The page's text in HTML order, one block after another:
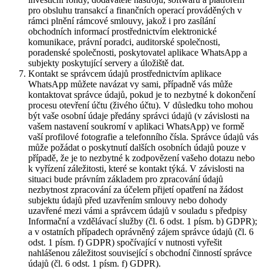
pro obsluhu transakcí a finančních operací prováděných v
rámci plnění rámcové smlouvy, jakož i pro zasílání
obchodních informací prostřednictvím elektronické
komunikace, právní poradci, auditorské společnosti,
poradenské společnosti, poskytovatel aplikace WhatsApp a
subjekty poskytující servery a úložiště dat.
Kontakt se správcem údajů prostřednictvím aplikace
WhatsApp můžete navázat vy sami, případně vás může
kontaktovat správce údajů, pokud je to nezbytné k dokončení
procesu otevření účtu (živého účtu). V důsledku toho mohou
být vaše osobní údaje předány správci údajů (v závislosti na
vašem nastavení soukromí v aplikaci WhatsApp) ve formě
vaší profilové fotografie a telefonního čísla. Správce údajů vás
může požádat o poskytnutí dalších osobních údajů pouze v
případě, že je to nezbytné k zodpovězení vašeho dotazu nebo
k vyřízení záležitosti, které se kontakt týká. V závislosti na
situaci bude právním základem pro zpracování údajů
nezbytnost zpracování za účelem přijetí opatření na žádost
subjektu údajů před uzavřením smlouvy nebo dohody
uzavřené mezi vámi a správcem údajů v souladu s předpisy
Informační a vzdělávací služby (čl. 6 odst. 1 písm. b) GDPR);
a v ostatních případech oprávněný zájem správce údajů (čl. 6
odst. 1 písm. f) GDPR) spočívající v nutnosti vyřešit
nahlášenou záležitost související s obchodní činností správce
údajů (čl. 6 odst. 1 písm. f) GDPR).